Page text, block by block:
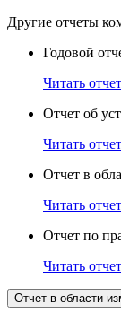
Другие отчеты
Годовой
Читать отчет
Отчет об
Читать отчет
Отчет в
Читать отчет
Отчет по
Читать отчет
Отчет в области